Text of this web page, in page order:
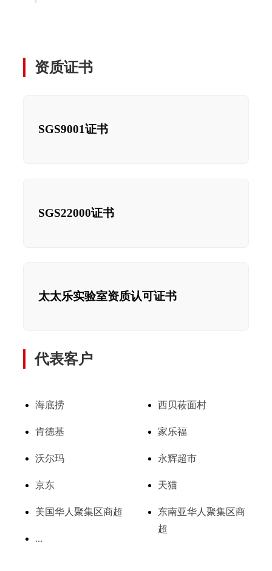
资质证书
SGS9001证书
SGS22000证书
太太乐实验室资质认可证书
代表客户
海底捞
肯德基
沃尔玛
京东
美国华人聚集区商超
...
西贝莜面村
家乐福
永辉超市
天猫
东南亚华人聚集区商
超